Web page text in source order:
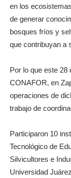
en los
de generar
bosques fríos y
que contribuyan a
Por lo que este 28
CONAFOR, en
operaciones de
trabajo de
Participaron 10
Tecnológico de
Silvicultores e
Universidad